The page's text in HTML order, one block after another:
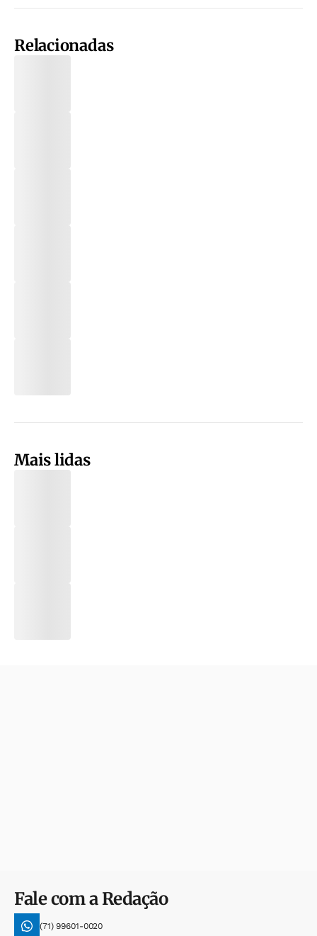
Relacionadas
Mais lidas
Fale com a Redação
(71) 99601-0020